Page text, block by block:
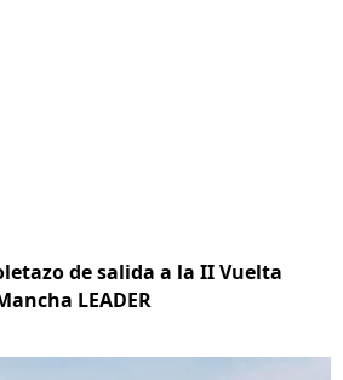
de salida a la II Vuelta
LEADER